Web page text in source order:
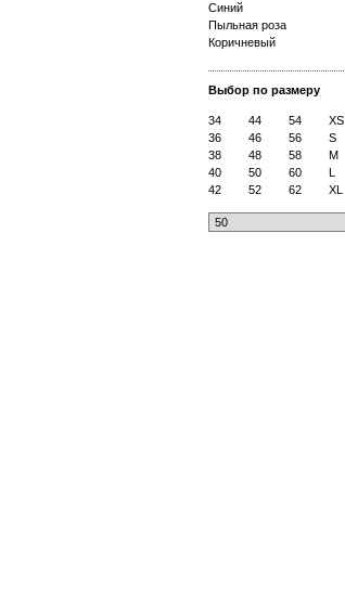
Синий
Пыльная роза
Коричневый
Выбор по размеру
34 44 54
XS
36
46 56
S
38
48 58
M
40
50 60
L
42
52 62 XL